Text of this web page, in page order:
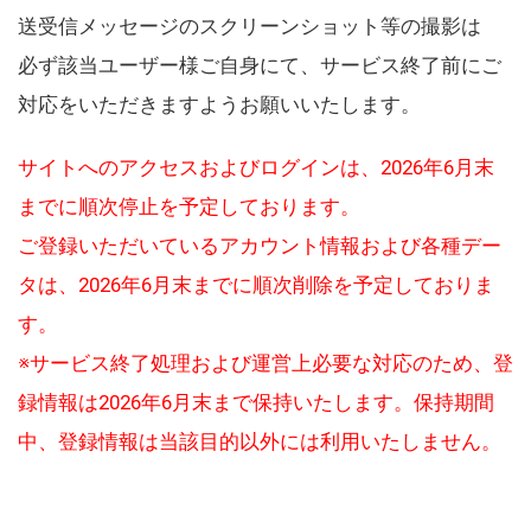
送受信メッセージのスクリーンショット等の撮影は
必ず該当ユーザー様ご自身にて、サービス終了前にご
対応をいただきますようお願いいたします。
サイトへのアクセスおよびログインは、2026年6月末
までに順次停止を予定しております。
ご登録いただいているアカウント情報および各種デー
タは、2026年6月末までに順次削除を予定しておりま
す。
※サービス終了処理および運営上必要な対応のため、登
録情報は2026年6月末まで保持いたします。保持期間
中、登録情報は当該目的以外には利用いたしません。